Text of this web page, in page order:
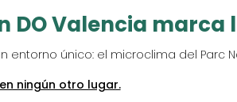
DO Valencia
entorno único: el microclima del Parc
ningún otro lugar.